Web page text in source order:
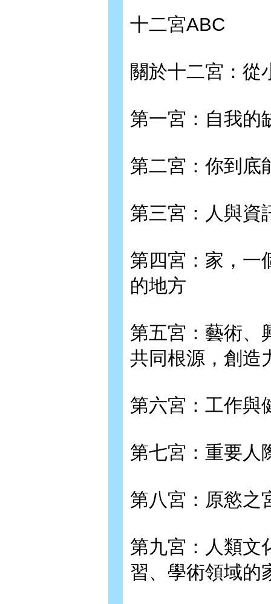
十二宮ABC
關於十二宮：從
第一宮：自我的
第二宮：你到底
第三宮：人與資
第四宮：家，一
的地方
第五宮：藝術、
共同根源，創造
第六宮：工作與
第七宮：重要人
第八宮：原慾之
第九宮：人類文
習、學術領域的